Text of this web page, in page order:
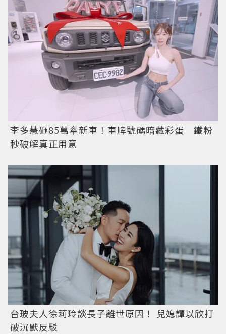
李多慧砸85萬牽新車！車牌號碼暗藏彩蛋 鐵粉
秒破解真正用意
台玻夫人徐莉玲談長子離世原因！ 兒媳譚以欣打
破沉默反駁